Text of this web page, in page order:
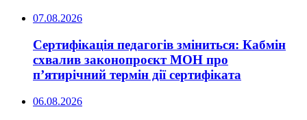
07.08.2026
Сертифікація педагогів зміниться: Кабмін
схвалив законопроєкт МОН про
п’ятирічний термін дії сертифіката
06.08.2026